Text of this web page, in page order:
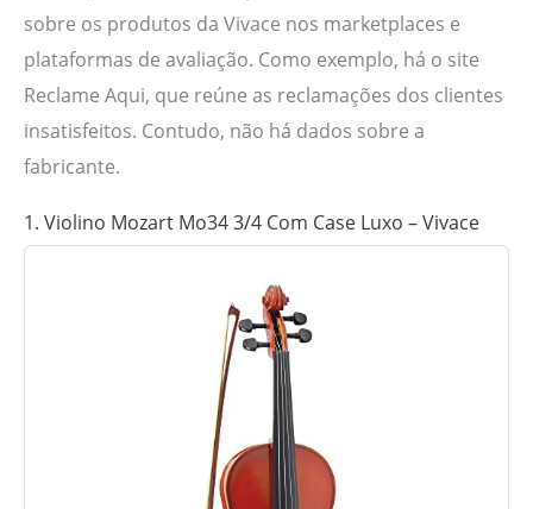
sobre os produtos da Vivace nos marketplaces e
plataformas de avaliação. Como exemplo, há o site
Reclame Aqui, que reúne as reclamações dos clientes
insatisfeitos. Contudo, não há dados sobre a
fabricante.
1. Violino Mozart Mo34 3/4 Com Case Luxo – Vivace